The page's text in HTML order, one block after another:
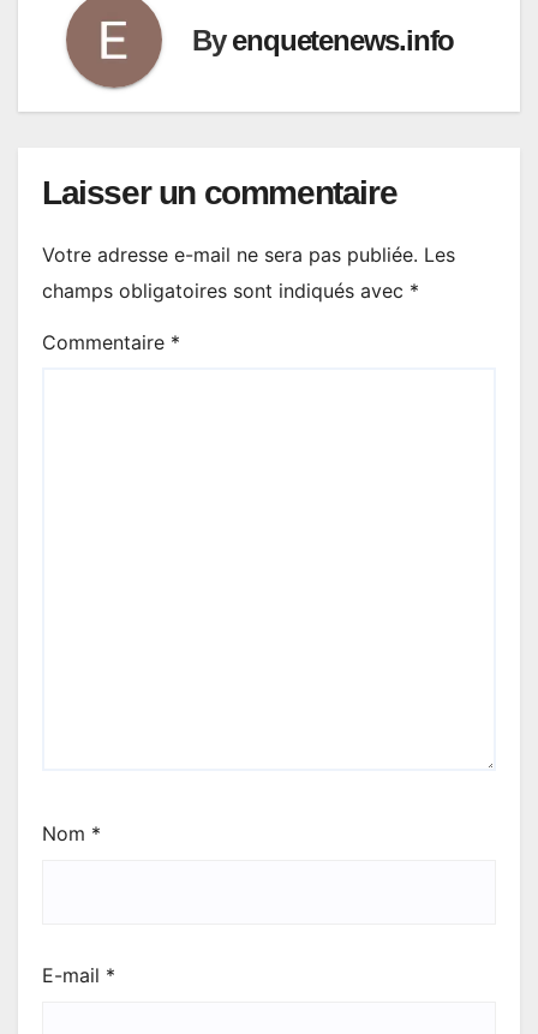
Byenquetenews.info
Laisser un commentaire
Votre adresse e-mail ne sera pas publiée. Les
champs obligatoires sont indiqués avec *
Commentaire *
Nom *
E-mail *